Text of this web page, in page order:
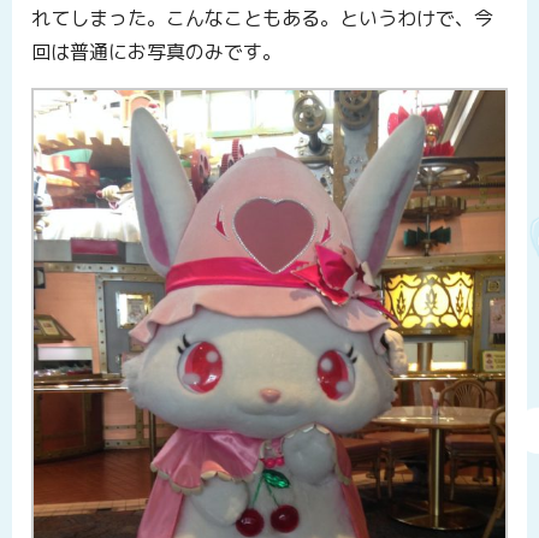
れてしまった。こんなこともある。というわけで、今
回は普通にお写真のみです。